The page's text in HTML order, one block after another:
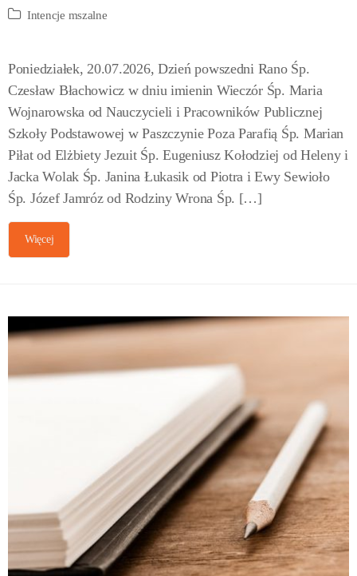
Intencje mszalne
Poniedziałek, 20.07.2026, Dzień powszedni Rano Śp.
Czesław Błachowicz w dniu imienin Wieczór Śp. Maria
Wojnarowska od Nauczycieli i Pracowników Publicznej
Szkoły Podstawowej w Paszczynie Poza Parafią Śp. Marian
Piłat od Elżbiety Jezuit Śp. Eugeniusz Kołodziej od Heleny i
Jacka Wolak Śp. Janina Łukasik od Piotra i Ewy Sewioło
Śp. Józef Jamróz od Rodziny Wrona Śp. […]
Więcej